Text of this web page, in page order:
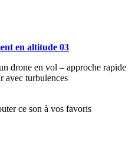
en altitude 03
drone en vol – approche rapide
avec turbulences